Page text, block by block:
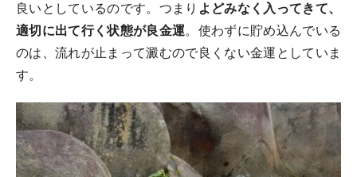
良いとしているのです。つまり よどみなく入ってきて、
適切に出て行く状態が良金運。使わずに貯め込んでいる
のは、流れが止まって澱むので良くない金運としていま
す。